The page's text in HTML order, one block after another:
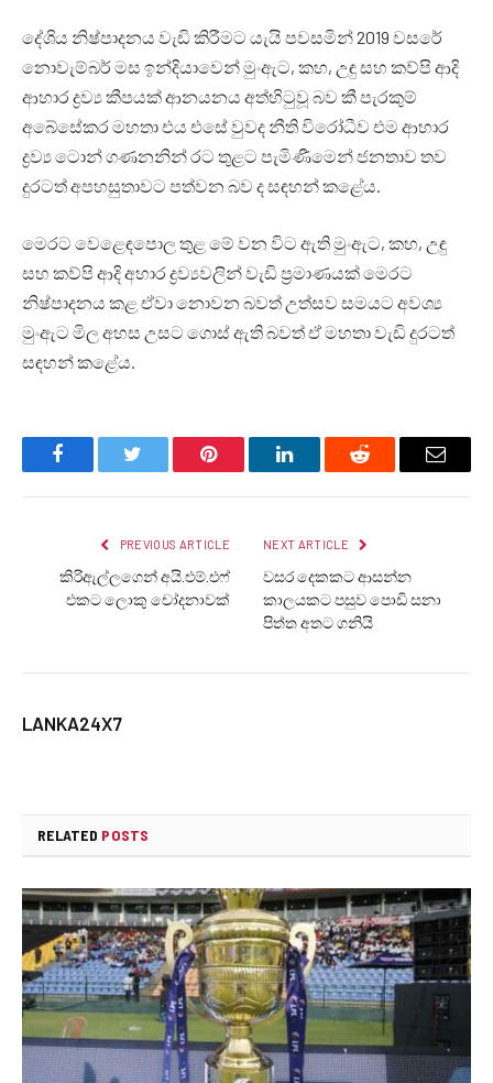
දේශිය නිෂ්පාදනය වැඩි කිරීමට යැයි පවසමින් 2019 වසරේ
නොවැම්බර් මස ඉන්දියාවෙන් මුංඇට, කහ, උඳු සහ කව්පි ආදි
ආහාර ද්‍රව්‍ය කීපයක් ආනයනය අත්හිටුවූ බව කී පැරකුම්
අබේසේකර මහතා එය එසේ වුවද නීති විරෝධීව එම ආහාර
ද්‍රව්‍ය ටොන් ගණනනින් රට තුළට පැමිණීමෙන් ජනතාව තව
දුරටත් අපහසුතාවට පත්වන බව ද සඳහන් කළේය.
මෙරට වෙළෙඳපොල තුළ මේ වන විට ඇති මුංඇට, කහ, උඳු
සහ කව්පි ආදි අහාර ද්‍රව්‍යවලින් වැඩි ප්‍රමාණයක් මෙරට
නිෂ්පාදනය කළ ඒවා නොවන බවත් උත්සව සමයට අවශ්‍ය
මුංඇට මිල අහස උසට ගොස් ඇති බවත් ඒ මහතා වැඩි දුරටත්
සඳහන් කළේය.
FacebookTwitter Pinterest LinkedInReddit Email
PREVIOUS ARTICLE
කිරිඇල්ලගෙන් අයි.එම්.එෆ්
එකට ලොකු චෝදනාවක්
NEXT ARTICLE
වසර දෙකකට ආසන්න
කාලයකට පසුව පොඩි සනා
පිත්ත අතට ගනියි
LANKA24X7
RELATED POSTS